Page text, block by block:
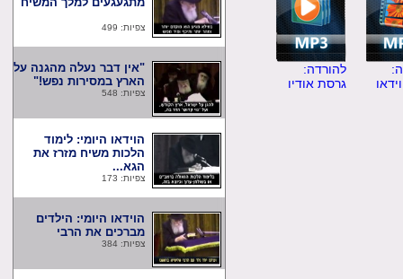
להורדה:
גרסת אודיו
צפיות: 499
"אין דבר נעלה מהגנה על
הארץ במסירות נפש!"
צפיות: 548
הוידאו היומי: לימוד
הלכות משיח מזרז את
הגא...
צפיות: 173
הוידאו היומי: הילדים
מברכים את הרבי
צפיות: 384